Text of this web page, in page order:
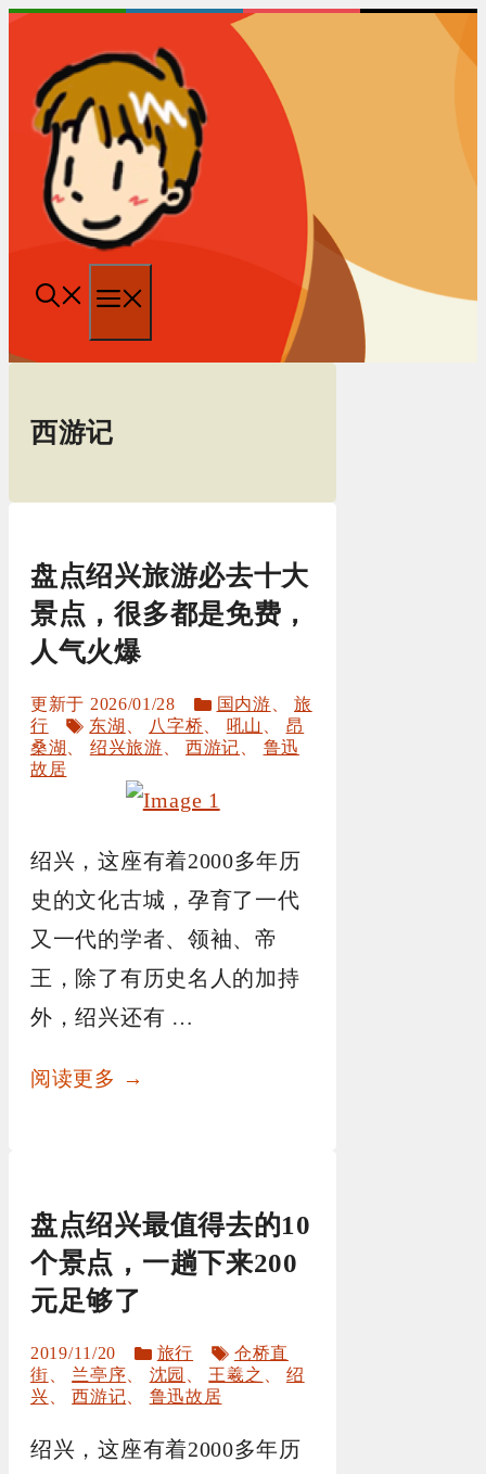
跳
单
西游记
盘点绍兴旅游必去十大
景点，很多都是免费，
人气火爆
2026/01/28
分
类
国内游 、旅
行
标
签
东湖 八字桥 吼山
昂
桑湖
绍兴旅游 、西游记
鲁迅
故居
绍兴，这座有着2000多年历
史的文化古城，孕育了一代
又一代的学者、领袖、帝
王，除了有历史名人的加持
外，绍兴还有 …
阅读更多 →
盘点绍兴最值得去的10
个景点，一趟下来200
元足够了
2019/11/20
分
类
旅行
标
签
仓桥直
街
兰亭序 沈园 王羲之
绍
兴 、西游记 鲁迅故居
绍兴，这座有着2000多年历